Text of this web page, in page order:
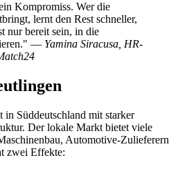
Kompromiss. Wer die
lernt den Rest schneller,
nur bereit sein, in die
— Yamina Siracusa, HR-
Süddeutschland mit starker
Der lokale Markt bietet viele
Automotive-Zulieferern
zwei Effekte: